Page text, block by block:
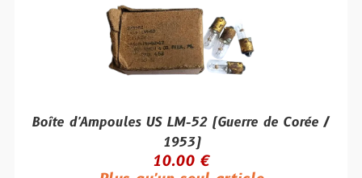
Boîte d'Ampoules US LM-52 (Guerre de Corée /
1953)
10.00 €